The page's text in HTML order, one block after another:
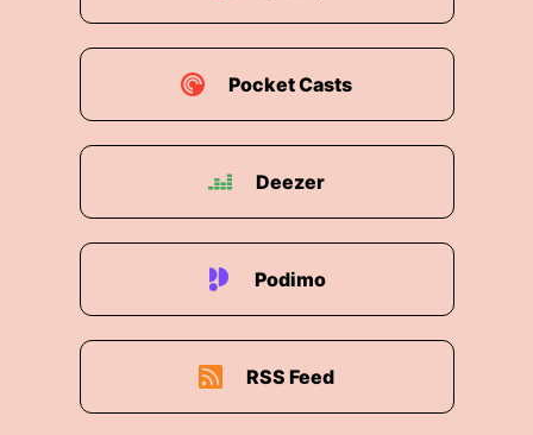
Pocket Casts
Deezer
Podimo
RSS Feed